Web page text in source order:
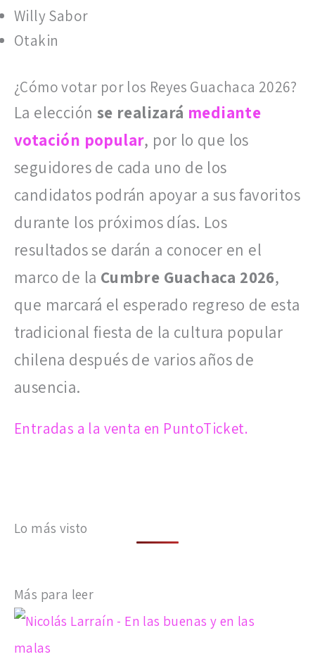
Willy Sabor
Otakin
¿Cómo votar por los Reyes Guachaca 2026?
La elección se realizará mediante
votación popular, por lo que los
seguidores de cada uno de los
candidatos podrán apoyar a sus favoritos
durante los próximos días. Los
resultados se darán a conocer en el
marco de la Cumbre Guachaca 2026,
que marcará el esperado regreso de esta
tradicional fiesta de la cultura popular
chilena después de varios años de
ausencia.
Entradas a la venta en PuntoTicket.
Lo más visto
Más para leer